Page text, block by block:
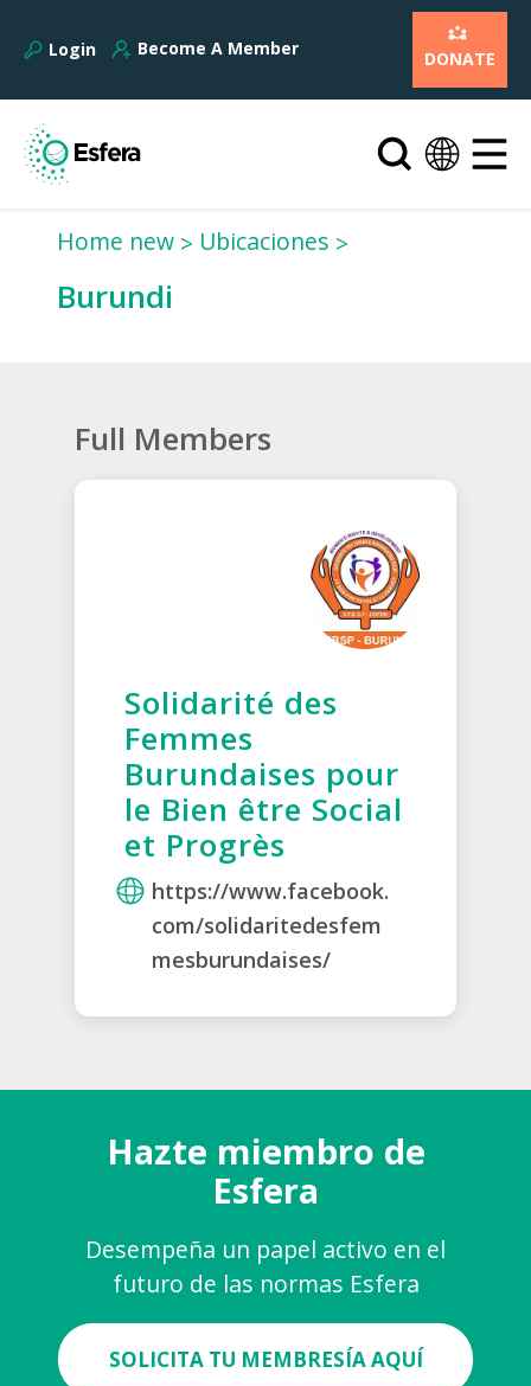
Login Become A Member DONATE
Home new Ubicaciones
Burundi
Full Members
Solidarité des
Femmes
Burundaises pour
le Bien être Social
et Progrès
https://www.facebook.
com/solidaritedesfem
mesburundaises/
Hazte miembro de
Esfera
Desempeña un papel activo en el
futuro de las normas Esfera
SOLICITA TU MEMBRESÍA AQUÍ